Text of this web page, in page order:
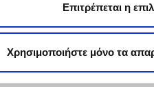
Επιτρέπεται η
Χρησιμοποιήστε μόνο τα